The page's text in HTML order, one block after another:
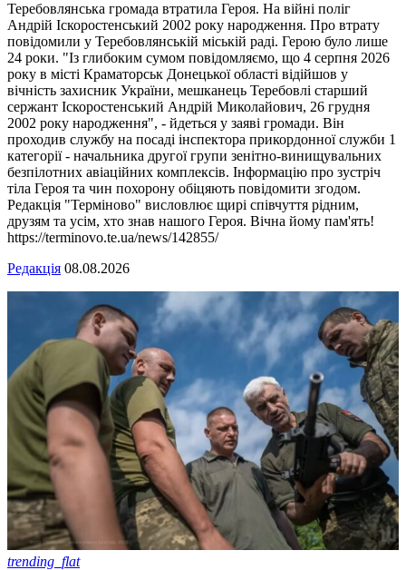
Теребовлянська громада втратила Героя. На війні поліг
Андрій Іскоростенський 2002 року народження. Про втрату
повідомили у Теребовлянській міській раді. Герою було лише
24 роки. "Із глибоким сумом повідомляємо, що 4 серпня 2026
року в місті Краматорськ Донецької області відійшов у
вічність захисник України, мешканець Теребовлі старший
сержант Іскоростенський Андрій Миколайович, 26 грудня
2002 року народження", - йдеться у заяві громади. Він
проходив службу на посаді інспектора прикордонної служби 1
категорії - начальника другої групи зенітно-винищувальних
безпілотних авіаційних комплексів. Інформацію про зустріч
тіла Героя та чин похорону обіцяють повідомити згодом.
Редакція "Терміново" висловлює щирі співчуття рідним,
друзям та усім, хто знав нашого Героя. Вічна йому пам'ять!
https://terminovo.te.ua/news/142855/
Редакція 08.08.2026
trending_flat